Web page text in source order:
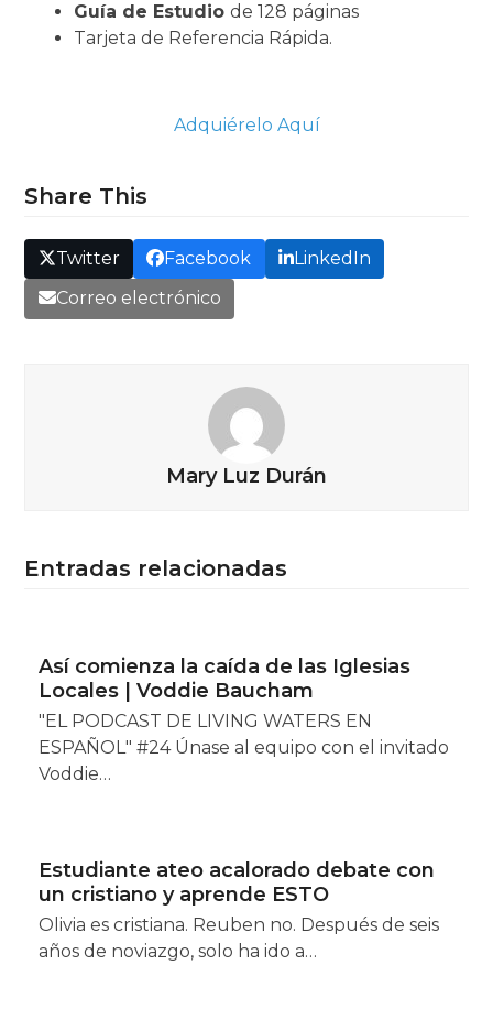
Guía de Estudiode 128 páginas
Tarjeta de Referencia Rápida.
Adquiérelo Aquí
Share This
Twitter Facebook
LinkedIn
Correo electrónico
Mary Luz Durán
Entradas relacionadas
Así comienza la caída de las Iglesias
Locales | Voddie Baucham
"EL PODCAST DE LIVING WATERS EN
ESPAÑOL" #24 Únase al equipo con el invitado
Voddie…
Estudiante ateo acalorado debate con
un cristiano y aprende ESTO
Olivia es cristiana. Reuben no. Después de seis
años de noviazgo, solo ha ido a…